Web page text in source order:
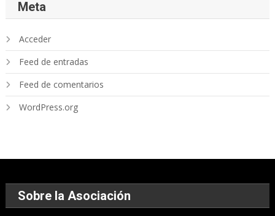
Meta
Acceder
Feed de entradas
Feed de comentarios
WordPress.org
Sobre la Asociación